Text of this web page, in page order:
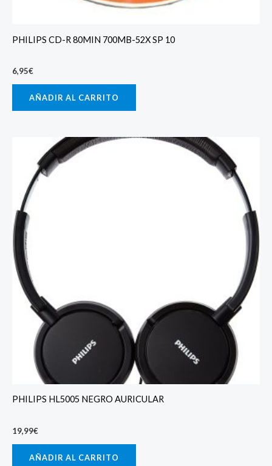
PHILIPS CD-R 80MIN 700MB-52X SP 10
6,95€
AÑADIR AL CARRITO
PHILIPS HL5005 NEGRO AURICULAR
19,99€
AÑADIR AL CARRITO